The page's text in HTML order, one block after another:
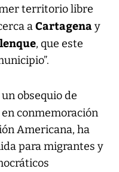
territorio libre
aCartagenay
, que este
un obsequio de
en conmemoración
Americana, ha
para migrantes y